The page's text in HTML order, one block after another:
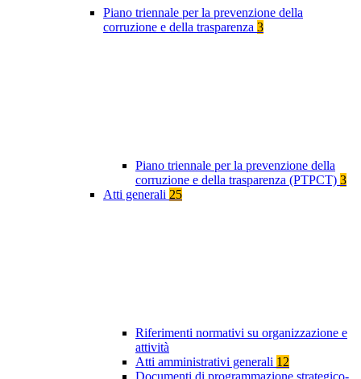
Piano triennale per la prevenzione della
corruzione e della trasparenza 3
Piano triennale per la prevenzione della
corruzione e della trasparenza (PTPCT) 3
Atti generali 25
Riferimenti normativi su organizzazione e
attività
Atti amministrativi generali 12